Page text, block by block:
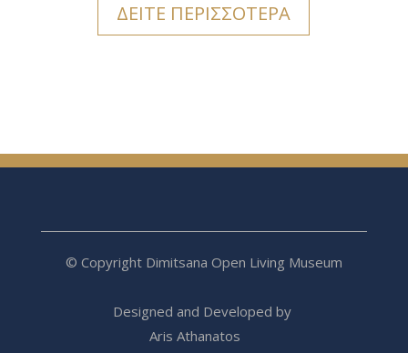
ΔΕΙΤΕ ΠΕΡΙΣΣΟΤΕΡΑ
© Copyright Dimitsana Open Living Museum
Designed and Developed by
Aris Athanatos